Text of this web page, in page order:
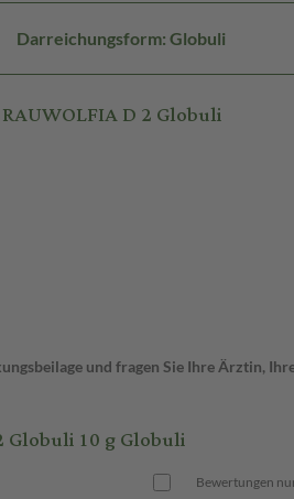
Darreichungsform: Globuli
D 2 Globuli
und fragen Sie Ihre Ärztin,
10 g Globuli
Bewertungen